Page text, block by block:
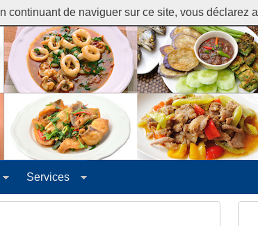
Services
continuant de naviguer sur ce site, vous déclarez